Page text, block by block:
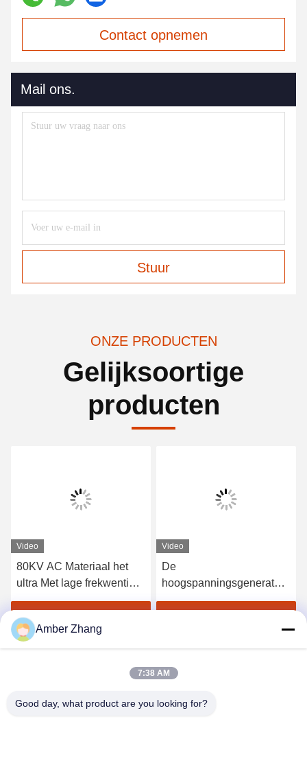
Contact opnemen
Mail ons.
Stuur
ONZE PRODUCTEN
Gelijksoortige
producten
Video
80KV AC Materiaal het
ultra Met lage frekwentie
van de
Hoogspanningstest, de
Generator van 0.1hz Vlf
Video
De
hoogspanningsgenerator
weerstaat Voltagetest voor
Amber Zhang
7:38 AM
Good day, what product are you looking for?